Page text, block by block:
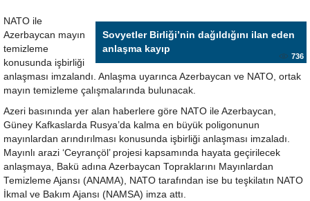
Sovyetler Birliği’nin dağıldığını ilan eden
anlaşma kayıp
736
NATO ile
Azerbaycan mayın
temizleme
konusunda işbirliği
anlaşması imzalandı. Anlaşma uyarınca Azerbaycan ve NATO, ortak
mayın temizleme çalışmalarında bulunacak.
Azeri basınında yer alan haberlere göre NATO ile Azerbaycan,
Güney Kafkaslarda Rusya’da kalma en büyük poligonunun
mayınlardan arındırılması konusunda işbirliği anlaşması imzaladı.
Mayınlı arazi ‘Ceyrançöl’ projesi kapsamında hayata geçirilecek
anlaşmaya, Bakü adına Azerbaycan Topraklarını Mayınlardan
Temizleme Ajansı (ANAMA), NATO tarafından ise bu teşkilatın NATO
İkmal ve Bakım Ajansı (NAMSA) imza attı.